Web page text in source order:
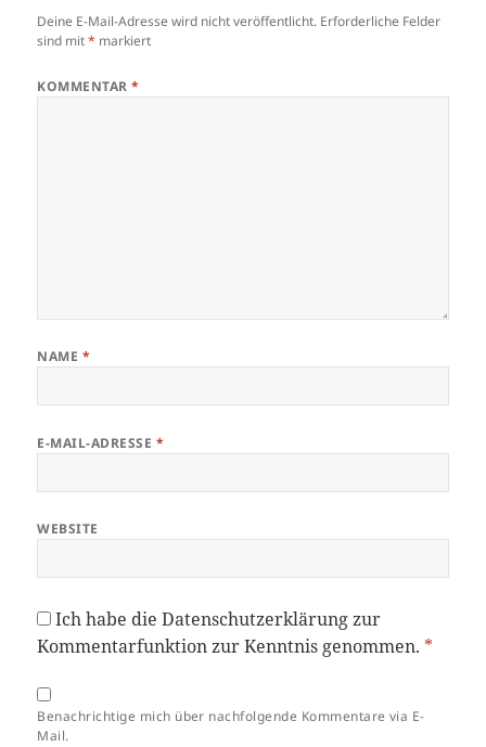
Deine E-Mail-Adresse wird nicht veröffentlicht. Erforderliche Felder
sind mit* markiert
KOMMENTAR*
NAME *
E-MAIL-ADRESSE *
WEBSITE
Ich habe dieDatenschutzerklärungzur
Kommentarfunktion zur Kenntnis genommen. *
Benachrichtige mich über nachfolgende Kommentare via E-
Mail.